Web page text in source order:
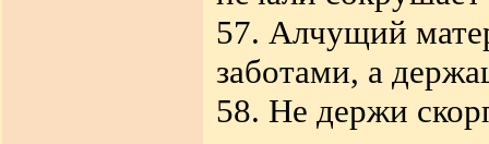
57. Алчущий
заботами, а
58. Не держи